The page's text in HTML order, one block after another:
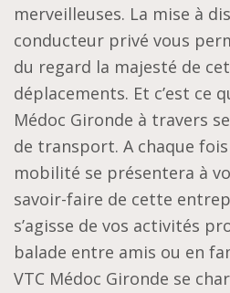
merveilleuses. La mise à
conducteur privé vous
du regard la majesté de
déplacements. Et c’est ce
Médoc Gironde à travers
de transport. A chaque
mobilité se présentera à
savoir-faire de cette
s’agisse de vos activités
balade entre amis ou en
VTC Médoc Gironde se